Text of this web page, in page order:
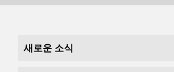
새로운 소식